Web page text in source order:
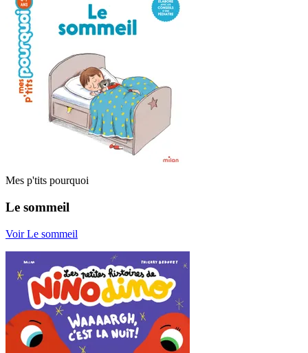
Mes p'tits pourquoi
Le sommeil
Voir Le sommeil